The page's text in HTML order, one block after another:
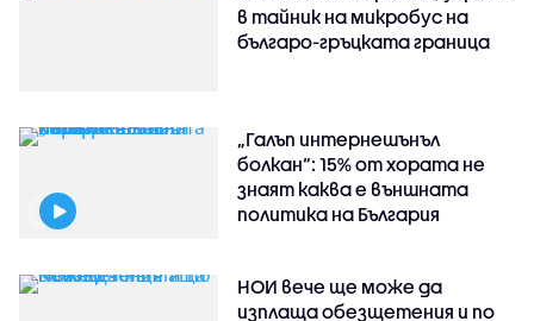
в тайник на микробус на
българо-гръцката граница
„Галъп интернешънъл
болкан“: 15% от хората не
знаят каква е външната
политика на България
НОИ вече ще може да
изплаща обезщетения и по